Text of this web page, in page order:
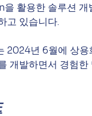
활용한 솔루션 개
고 있습니다.
2024년 6월에 상
개발하면서 경험한